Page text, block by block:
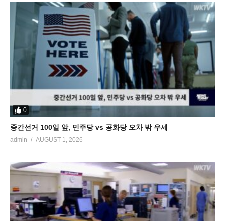
0
중간선거 100일 앞, 민주당 vs 공화당 오차 밖 우세
admin AUGUST 1, 2026